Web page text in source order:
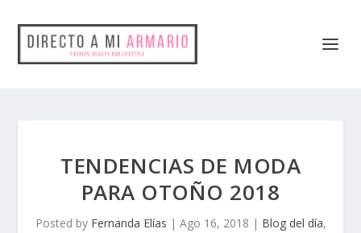
TENDENCIAS DE MODA
PARA OTOÑO 2018
Posted by Fernanda Elías | Ago 16, 2018 | Blog del día,